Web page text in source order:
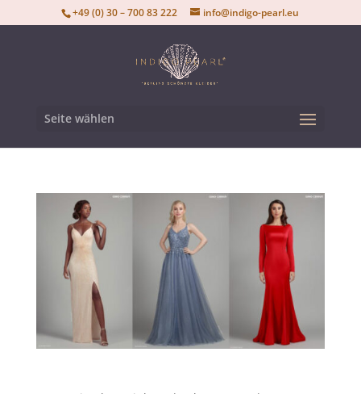
+49 (0) 30 – 700 83 222 info@indigo-pearl.eu
Seite wählen